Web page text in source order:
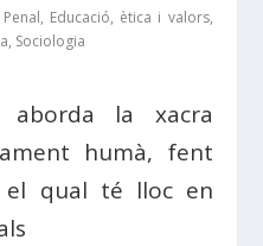
, Educació, ètica i valors,
, Sociologia
aborda la xacra
humà, fent
el qual té lloc en